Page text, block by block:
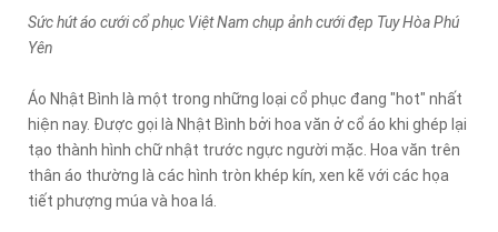
Sức hút áo cưới cổ phục Việt Nam chụp ảnh cưới đẹp Tuy Hòa Phú
Yên
Áo Nhật Bình là một trong những loại cổ phục đang "hot" nhất
hiện nay. Được gọi là Nhật Bình bởi hoa văn ở cổ áo khi ghép lại
tạo thành hình chữ nhật trước ngực người mặc. Hoa văn trên
thân áo thường là các hình tròn khép kín, xen kẽ với các họa
tiết phượng múa và hoa lá.